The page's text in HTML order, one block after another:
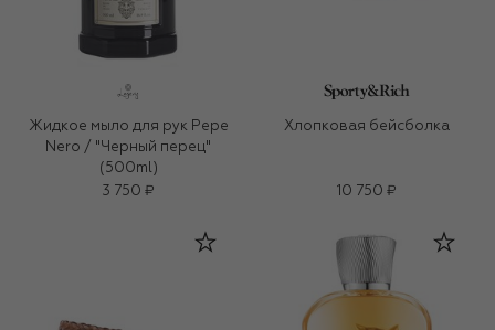
Жидкое мыло для рук Pepe
Nero / "Черный перец"
(500ml)
3 750 ₽
Хлопковая бейсболка
10 750 ₽